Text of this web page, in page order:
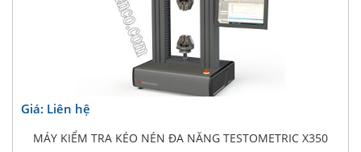
Giá: Liên hệ
MÁY KIỂM TRA KÉO NÉN ĐA NĂNG TESTOMETRIC X350